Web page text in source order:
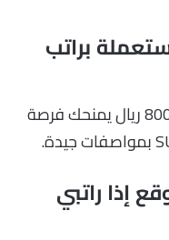
براتب
نعم، شراء سيارة مستعملة براتب 8000 ريال يمنحك فرصة
إذا راتبي